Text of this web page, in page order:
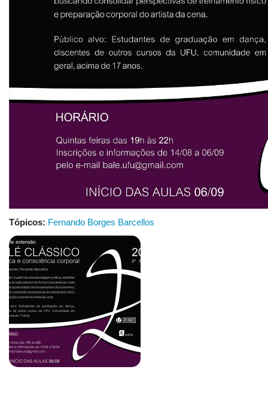
Tópicos: Fernando Borges Barcellos